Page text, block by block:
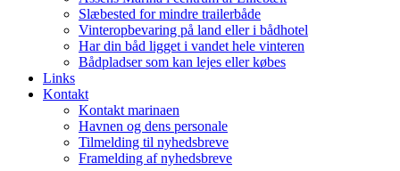
Slæbested for mindre trailerbåde
Vinteropbevaring på land eller i bådhotel
Har din båd ligget i vandet hele vinteren
Bådpladser som kan lejes eller købes
Links
Kontakt
Kontakt marinaen
Havnen og dens personale
Tilmelding til nyhedsbreve
Framelding af nyhedsbreve